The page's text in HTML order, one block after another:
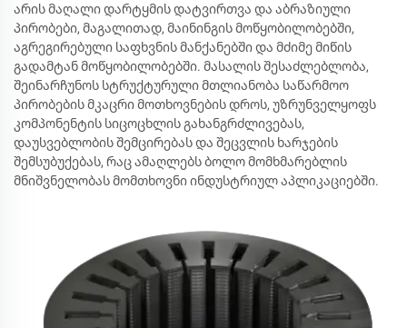
არის მაღალი დარტყმის დატვირთვა და აბრაზიული
პირობები, მაგალითად, მაინინგის მოწყობილობებში,
აგრეგირებული საფხვნის მანქანებში და მძიმე მიწის
გადამტან მოწყობილობებში. მასალის შესაძლებლობა,
შეინარჩუნოს სტრუქტურული მთლიანობა საწარმოო
პირობების მკაცრი მოთხოვნების დროს, უზრუნველყოფს
კომპონენტის სიცოცხლის გახანგრძლივებას,
დაუსვებლობის შემცირებას და შეცვლის ხარჯების
შემსუბუქებას, რაც ამაღლებს ბოლო მომხმარებლის
მნიშვნელობას მომთხოვნი ინდუსტრიულ აპლიკაციებში.